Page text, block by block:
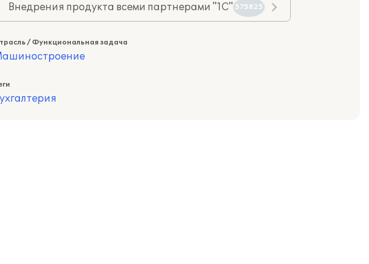
Внедрения продукта всеми партнерами "1С" 575825
/ Функциональная задача